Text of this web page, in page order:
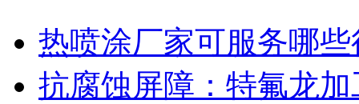
热喷涂厂家可服务哪
抗腐蚀屏障：特氟龙